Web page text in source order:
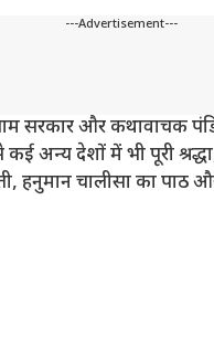
---Advertisement---
सरकार और कथावाचक
अन्य देशों में भी पूरी
हनुमान चालीसा का पाठ